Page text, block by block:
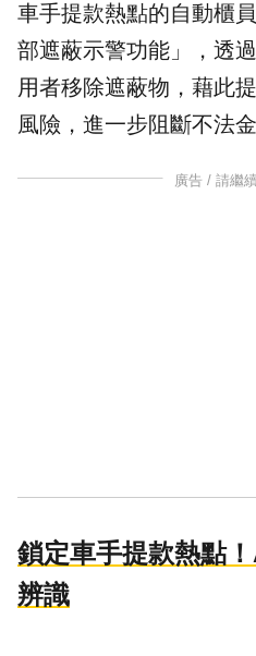
車手提款熱點的自動櫃
部遮蔽示警功能」，透
用者移除遮蔽物，藉此
風險，進一步阻斷不法金
廣告 / 請繼
鎖定車手提款熱點
辨識